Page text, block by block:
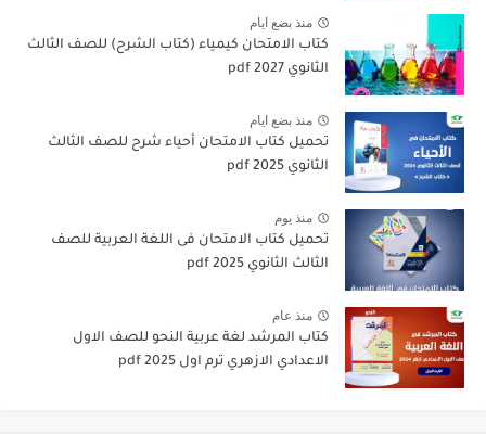
منذ بضع ايام
كتاب الامتحان كيمياء (كتاب الشرح) للصف الثالث
الثانوي pdf 2027
منذ بضع ايام
تحميل كتاب الامتحان أحياء شرح للصف الثالث
الثانوي 2025 pdf
منذ يوم
تحميل كتاب الامتحان فى اللغة العربية للصف
الثالث الثانوي 2025 pdf
منذ عام
كتاب المرشد لغة عربية النحو للصف الاول
الاعدادي الازهري ترم اول 2025 pdf